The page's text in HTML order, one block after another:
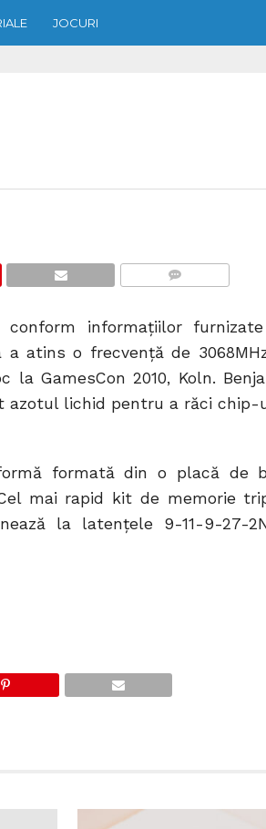
JOCURI
informațiilor
a atins o frecvenţă de
GamesCon 2010, Koln.
azotul lichid pentru a răci chip-
formată din o placă de
mai rapid kit de memorie
la latențele 9-11-9-27-